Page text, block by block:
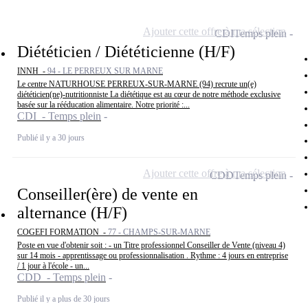
Diététicien / Diététicienne (H/F)
INNH - 94 - LE PERREUX SUR MARNE
Le centre NATURHOUSE PERREUX-SUR-MARNE (94) recrute un(e)
diététicien(ne)-nutritionniste La diététique est au cœur de notre méthode exclusive
basée sur la rééducation alimentaire. Notre priorité :...
CDI - Temps plein
Publié il y a 30 jours
CDITemps plein
Ajouter cette offre à ma sélection
Conseiller(ère) de vente en
alternance (H/F)
COGEFI FORMATION - 77 - CHAMPS-SUR-MARNE
Poste en vue d'obtenir soit : - un Titre professionnel Conseiller de Vente (niveau 4)
sur 14 mois - apprentissage ou professionnalisation . Rythme : 4 jours en entreprise
/ 1 jour à l'école - un...
CDD - Temps plein
Publié il y a plus de 30 jours
CDDTemps plein
Ajouter cette offre à ma sélection